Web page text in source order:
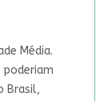
Média.
poderiam
Brasil,